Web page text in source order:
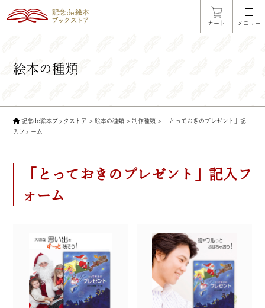
カート メニュー
絵本の種類
記念de絵本ブックストア >絵本の種類 >制作種類 >
「とっておきのプレゼント」記
入フォーム
「とっておきのプレゼント」記入フ
ォーム